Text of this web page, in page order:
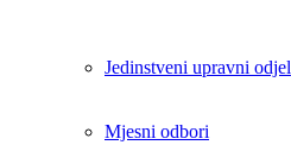
Jedinstveni upravni odjel
Mjesni odbori